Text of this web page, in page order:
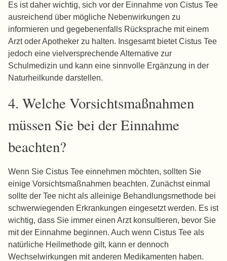
Es ist daher wichtig, sich vor der Einnahme von Cistus Tee
ausreichend über mögliche Nebenwirkungen zu
informieren und gegebenenfalls Rücksprache mit einem
Arzt oder Apotheker zu halten. Insgesamt bietet Cistus Tee
jedoch eine vielversprechende Alternative zur
Schulmedizin und kann eine sinnvolle Ergänzung in der
Naturheilkunde darstellen.
4. Welche Vorsichtsmaßnahmen
müssen Sie bei der Einnahme
beachten?
Wenn Sie Cistus Tee einnehmen möchten, sollten Sie
einige Vorsichtsmaßnahmen beachten. Zunächst einmal
sollte der Tee nicht als alleinige Behandlungsmethode bei
schwerwiegenden Erkrankungen eingesetzt werden. Es ist
wichtig, dass Sie immer einen Arzt konsultieren, bevor Sie
mit der Einnahme beginnen. Auch wenn Cistus Tee als
natürliche Heilmethode gilt, kann er dennoch
Wechselwirkungen mit anderen Medikamenten haben.